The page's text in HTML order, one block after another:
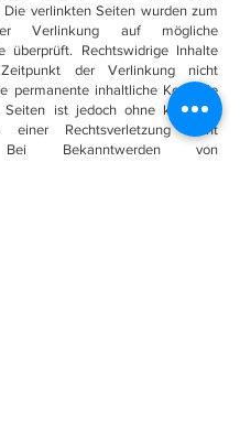
Die verlinkten Seiten wurden zum
Verlinkung auf mögliche
überprüft. Rechtswidrige Inhalte
der Verlinkung nicht
permanente inhaltliche Kontrolle
ist jedoch ohne konkrete
einer Rechtsverletzung nicht
Bei Bekanntwerden von